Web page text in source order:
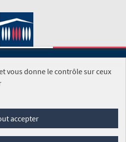
NATIONALE
questions
(CGU)
Cookies
vous donne le contrôle sur ceux
accepter